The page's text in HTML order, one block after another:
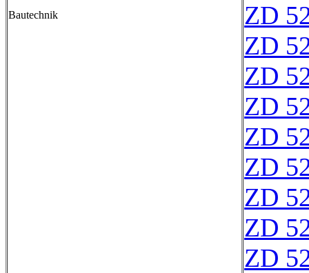
Bautechnik
ZD
ZD
ZD
ZD
ZD
ZD
ZD
ZD
ZD